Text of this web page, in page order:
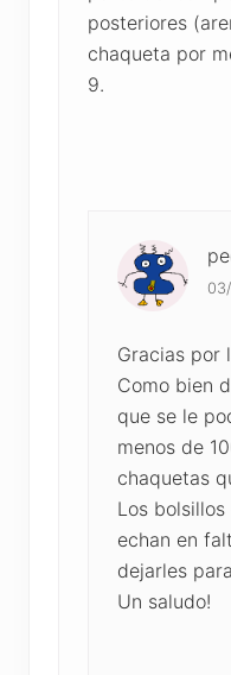
posteriores
chaqueta por
9.
Gracias por
Como bien
que se le
menos de
chaquetas
Los
echan en
dejarles
Un saludo!